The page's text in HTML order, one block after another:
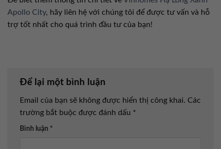
Apollo City, hãy liên hệ với chúng tôi để được tư vấn và hỗ
trợ tốt nhất cho quá trình đầu tư của bạn!
Để lại một bình luận
Email của bạn sẽ không được hiển thị công khai. Các
trường bắt buộc được đánh dấu *
Bình luận *